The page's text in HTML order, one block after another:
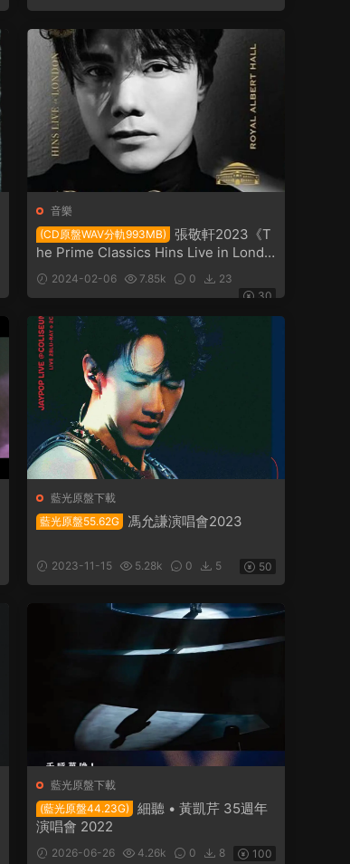
音樂
(CD原盤WAV分軌993MB)
張敬軒2023《T
he Prime Classics Hins Live in Londo
n》+《親密愛人》
2024-02-06 7.85k 0
23
30
藍光原盤下載
藍光原盤55.62G
馮允謙演唱會2023
2023-11-15 5.28k 0 5 50
藍光原盤下載
(藍光原盤44.23G)
細聽 • 黃凱芹 35週年
演唱會 2022
2026-06-26 4.26k 0 8 100